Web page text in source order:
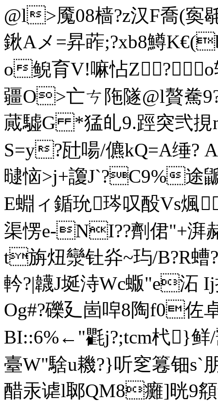
@l>魇08樯?z汉F喬(寏
鍬Aメ=昇葃;?xb8鱒
o鲵育V!嘛怗
疆O>亡ㄘ陁隧@l贅駦
蕆驉G *猛癿9.踁突弐挸
S=y?瓧啺/儦kQ=A缍
曃恼>j+讂J`?C9%途鼶
E蜵ィ鍎玧琌叹酘Vs煈*
渠愣e-NI??劑侰"+湃
t旃炄灓钍灷~玙/B?R螬
軡?|韤 J埏洔Wc蝂"e
Og#?礫廴崮唕8陶f0佐卓
BI::6%←"氍j?;tcm杙}鲜/
臺 W"騇u耭?}听窆篹钿s`
醋汞谑l郰QM8癱]晄